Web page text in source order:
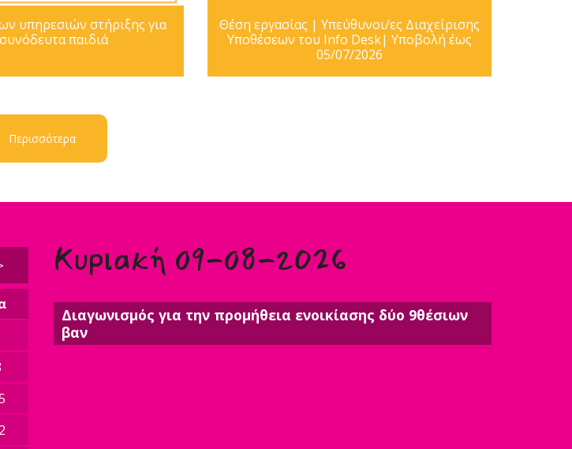
υπηρεσιών στήριξης για
παιδιά
Θέση εργασίας | Υπεύθυνοι/ες Διαχείρισης
Υποθέσεων του Info Desk| Υποβολή έως
05/07/2026
Περισσότερα
Κυριακή 09-08-2026
Διαγωνισμός για την προμήθεια ενοικίασης δύο 9θέσιων
βαν